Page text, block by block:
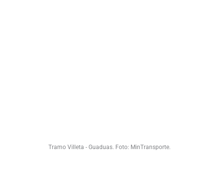
Tramo Villeta - Guaduas. Foto: MinTransporte.